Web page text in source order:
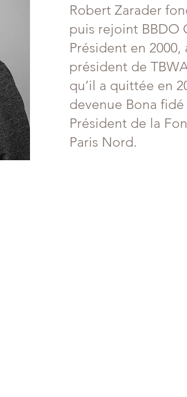
Robert Zarader
puis rejoint BBDO
Président en
président de
qu’il a quittée en
devenue Bona
Président de la
Paris Nord.